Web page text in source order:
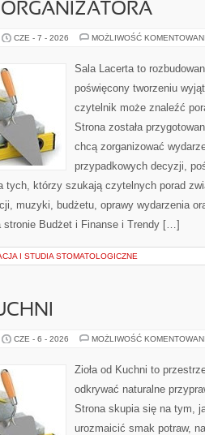
CZE - 7 - 2026 MOŻLIWOŚĆ
Sala Lacerta to
poświęcony tworzeniu
czytelnik może znaleźć
Strona została
chcą zorganizować
przypadkowych decyzji,
tych, którzy szukają czytelnych porad
muzyki, budżetu, oprawy wydarzenia
stronie Budżet i Finanse i Trendy […]
I STUDIA STOMATOLOGICZNE
CZE - 6 - 2026 MOŻLIWOŚĆ
Zioła od Kuchni to
odkrywać naturalne
Strona skupia się na tym,
urozmaicić smak potraw,